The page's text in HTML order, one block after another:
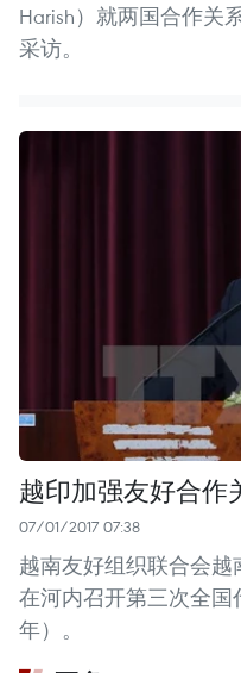
Harish）就两国合作关
采访。
越印加强友好合作
07/01/2017 07:38
越南友好组织联合会越
在河内召开第三次全国
年）。